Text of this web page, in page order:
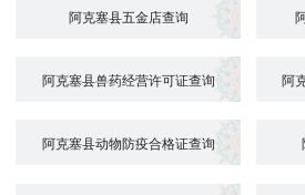
阿克塞县五金店查询
阿克塞县兽药经营许可证查询 阿
阿克塞县动物防疫合格证查询